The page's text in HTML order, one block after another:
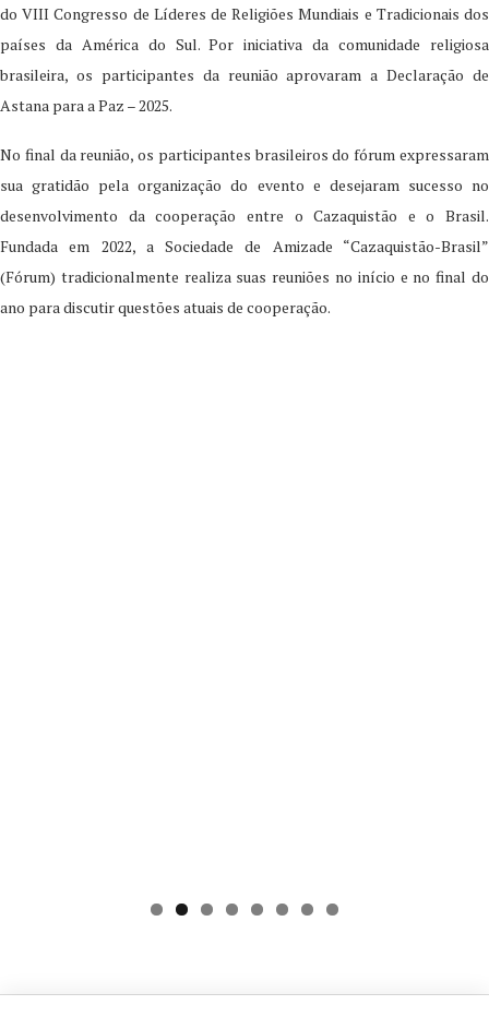
do VIII Congresso de Líderes de Religiões Mundiais e Tradicionais dos
países da América do Sul. Por iniciativa da comunidade religiosa
brasileira, os participantes da reunião aprovaram a Declaração de
Astana para a Paz – 2025.
No final da reunião, os participantes brasileiros do fórum expressaram
sua gratidão pela organização do evento e desejaram sucesso no
desenvolvimento da cooperação entre o Cazaquistão e o Brasil.
Fundada em 2022, a Sociedade de Amizade “Cazaquistão-Brasil”
(Fórum) tradicionalmente realiza suas reuniões no início e no final do
ano para discutir questões atuais de cooperação.